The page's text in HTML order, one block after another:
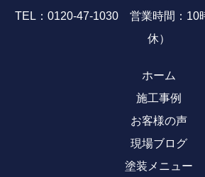
TEL：0120-47-1030 営業時間：
休）
ホーム
施工事例
お客様の声
現場ブログ
塗装メニュー